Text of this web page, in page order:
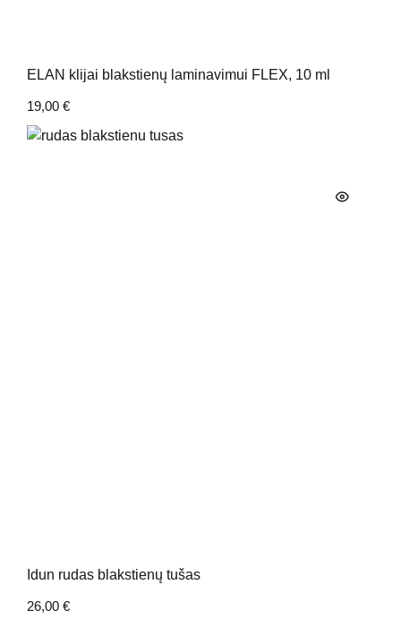
ELAN klijai blakstienų laminavimui FLEX, 10 ml
19,00 €
Idun rudas blakstienų tušas
26,00 €